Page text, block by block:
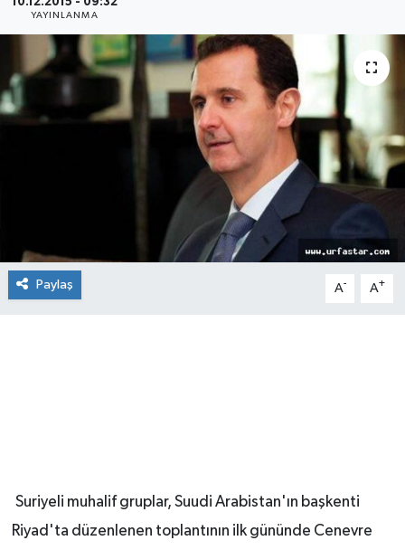
YAYINLANMA
Paylaş A- A+
Suriyeli muhalif gruplar, Suudi Arabistan'ın başkenti
Riyad'ta düzenlenen toplantının ilk gününde Cenevre